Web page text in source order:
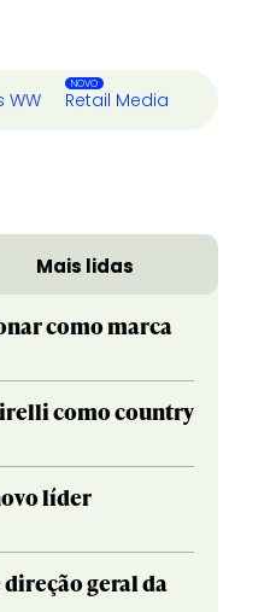
WW Retail Media
Mais lidas
como marca
como country
líder
geral da